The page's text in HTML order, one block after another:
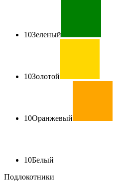
10Зеленый
10Золотой
10Оранжевый
10Белый
Подлокотники